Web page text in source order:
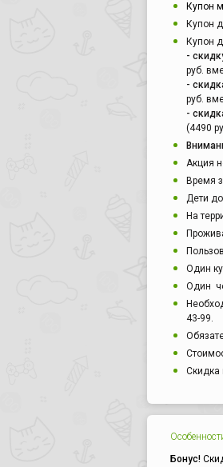
Купон
Купон
Купон
-
руб.
-
руб.
-
(4490
Акция
Время
Дети
На
Один
Один
43-99.
Скидка
Бонус!